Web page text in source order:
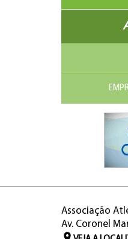
Associação
Av. Coronel